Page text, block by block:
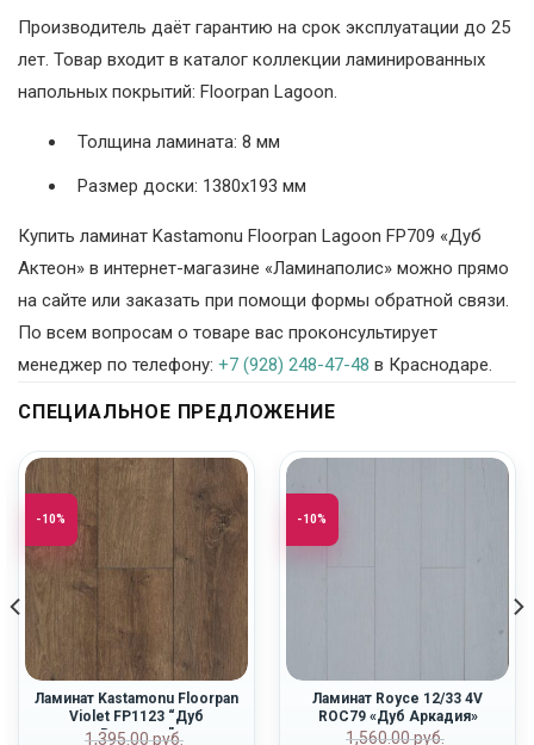
Производитель даёт гарантию на срок эксплуатации до 25
лет. Товар входит в каталог коллекции ламинированных
напольных покрытий: Floorpan Lagoon.
Толщина ламината: 8 мм
Размер доски: 1380х193 мм
Купить ламинат Kastamonu Floorpan Lagoon FP709 «Дуб
Актеон» в интернет-магазине «Ламинаполис» можно прямо
на сайте или заказать при помощи формы обратной связи.
По всем вопросам о товаре вас проконсультирует
менеджер по телефону: +7 (928) 248-47-48 в Краснодаре.
СПЕЦИАЛЬНОЕ ПРЕДЛОЖЕНИЕ
-10%
Ламинат Kastamonu Floorpan
Violet FP1123 “Дуб
Вояджер”
1,395.00руб.
Первоначальная
Текущая
-10%
Ламинат Royce 12/33 4V
ROC79 «Дуб Аркадия»
1,560.00руб.
Текущая